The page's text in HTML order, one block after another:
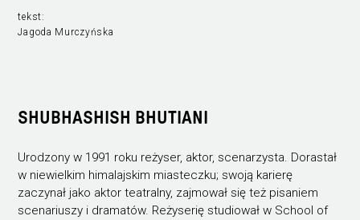
tekst:
Jagoda Murczyńska
SHUBHASHISH BHUTIANI
Urodzony w 1991 roku reżyser, aktor, scenarzysta. Dorastał
w niewielkim himalajskim miasteczku; swoją karierę
zaczynał jako aktor teatralny, zajmował się też pisaniem
scenariuszy i dramatów. Reżyserię studiował w School of